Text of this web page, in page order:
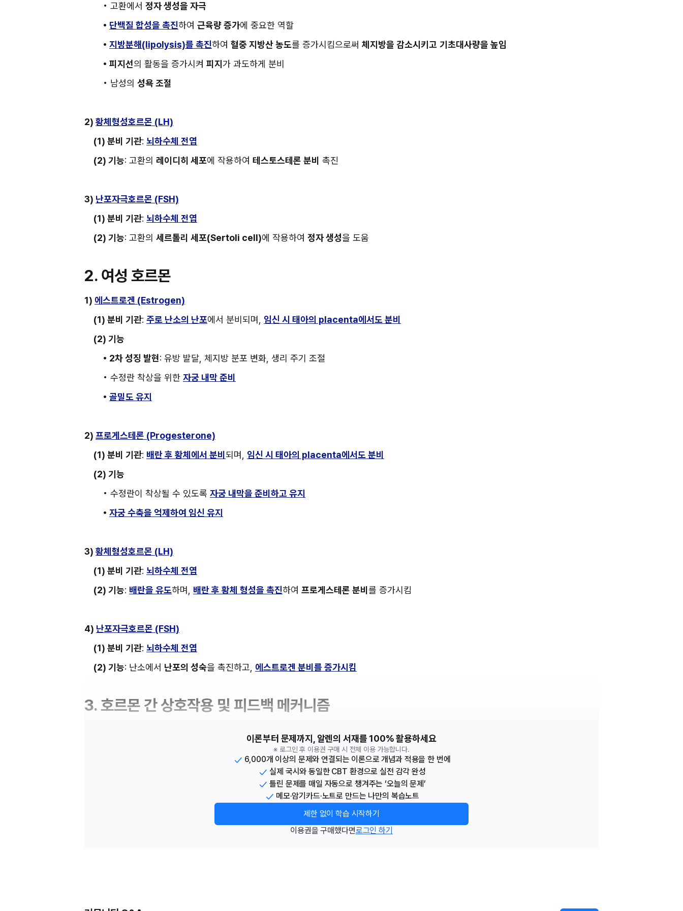
• 고환에서 정자 생성을 자극
• 단백질 합성을 촉진하여 근육량 증가에 중요한 역할
• 지방분해(lipolysis)를 촉진하여 혈중 지방산 농도를 증가시킴으로써 체지방을 감소시키고 기초대사량을 높임
• 피지선의 활동을 증가시켜 피지 가 과도하게 분비
• 남성의 성욕 조절
2) 황체형성호르몬 (LH)
(1) 분비 기관: 뇌하수체 전엽
(2) 기능: 고환의 레이디히 세포에 작용하여 테스토스테론 분비 촉진
3) 난포자극호르몬 (FSH)
(1) 분비 기관: 뇌하수체 전엽
(2) 기능: 고환의 세르톨리 세포(Sertoli cell)에 작용하여 정자 생성을 도움
2. 여성 호르몬
1) 에스트로겐 (Estrogen)
(1) 분비 기관: 주로 난소의 난포에서 분비되며, 임신 시 태아의 placenta에서도 분비
(2) 기능
• 2차 성징 발현: 유방 발달, 체지방 분포 변화, 생리 주기 조절
• 수정란 착상을 위한 자궁 내막 준비
• 골밀도 유지
2) 프로게스테론 (Progesterone)
(1) 분비 기관: 배란 후 황체에서 분비 되며, 임신 시 태아의 placenta에서도 분비
(2) 기능
• 수정란이 착상될 수 있도록 자궁 내막을 준비하고 유지
• 자궁 수축을 억제하여 임신 유지
3) 황체형성호르몬 (LH)
(1) 분비 기관: 뇌하수체 전엽
(2) 기능: 배란을 유도하며, 배란 후 황체 형성을 촉진하여 프로게스테론 분비 를 증가시킴
4) 난포자극호르몬 (FSH)
(1) 분비 기관: 뇌하수체 전엽
(2) 기능: 난소에서 난포의 성숙을 촉진하고, 에스트로겐 분비를 증가시킴
3. 호르몬 간 상호작용 및 피드백 메커니즘
이론부터 문제까지, 알렌의 서재를 100% 활용하세요
※ 로그인 후 이용권 구매 시 전체 이용 가능합니다.
6,000개 이상의 문제와 연결되는 이론으로 개념과 적용을 한 번에
실제 국시와 동일한 CBT 환경으로 실전 감각 완성
틀린 문제를 매일 자동으로 챙겨주는 ‘오늘의 문제’
메모·암기카드·노트로 만드는 나만의 복습노트
제한 없이 학습 시작하기
이용권을 구매했다면로그인 하기